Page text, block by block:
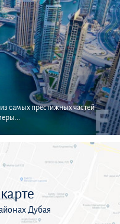
самых престижных частей
Дубая